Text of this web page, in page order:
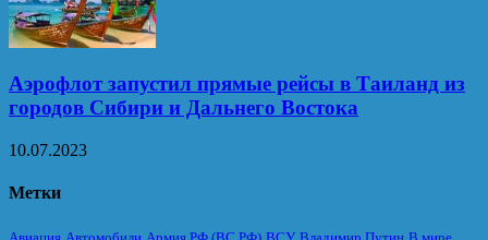
Аэрофлот запустил прямые рейсы в Таиланд из
городов Сибири и Дальнего Востока
10.07.2023
Метки
Авиация Автомобили Армия РФ (ВС РФ) ВСУ Владимир Путин В мире